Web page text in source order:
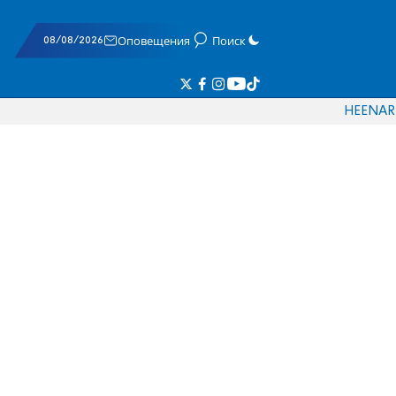
08/08/2026 Оповещения Поиск
HEENAR